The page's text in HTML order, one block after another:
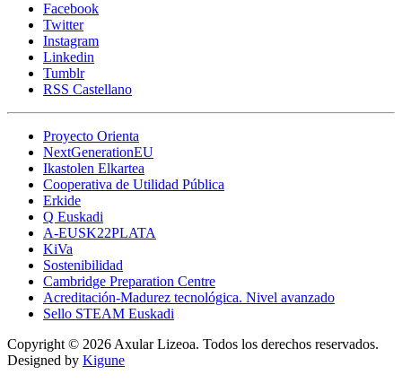
Facebook
Twitter
Instagram
Linkedin
Tumblr
RSS Castellano
Proyecto Orienta
NextGenerationEU
Ikastolen Elkartea
Cooperativa de Utilidad Pública
Erkide
Q Euskadi
A-EUSK22PLATA
KiVa
Sostenibilidad
Cambridge Preparation Centre
Acreditación-Madurez tecnológica. Nivel avanzado
Sello STEAM Euskadi
Copyright © 2026 Axular Lizeoa. Todos los derechos reservados.
Designed by Kigune